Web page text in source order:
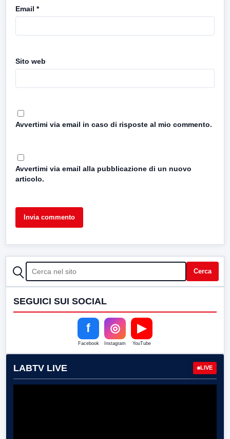
Email *
Sito web
Avvertimi via email in caso di risposte al mio commento.
Avvertimi via email alla pubblicazione di un nuovo
articolo.
CERCA Cerca
SEGUICI SUI SOCIAL
f
Facebook
◎
Instagram
▶
YouTube
LABTV LIVE LIVE